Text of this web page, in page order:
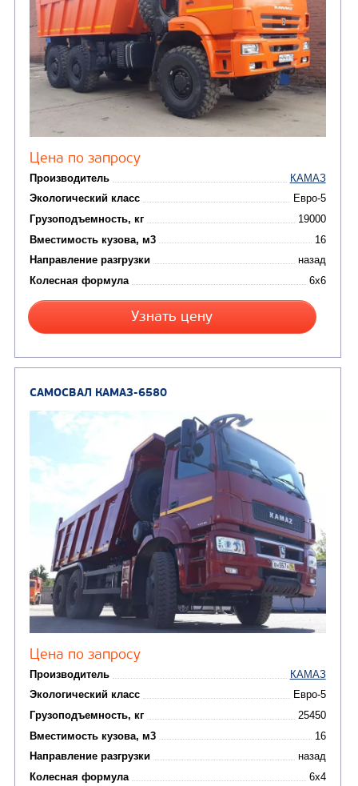
Цена по запросу
Производитель
Экологический класс
Грузоподъемность, кг
Вместимость кузова, м3
Направление разгрузки
Колесная формула
Узнать цену
САМОСВАЛ КАМАЗ-6522